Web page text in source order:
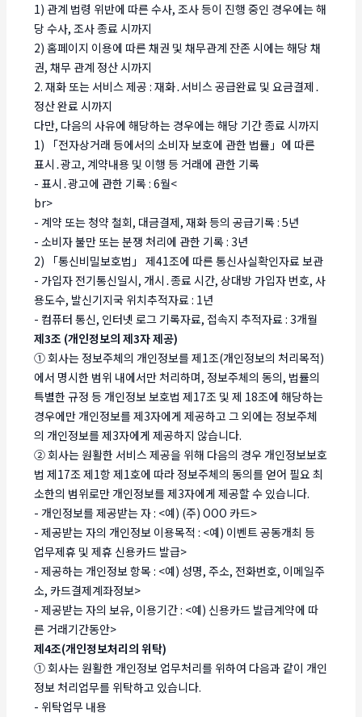
1) 관계 법령 위반에 따른 수사, 조사 등이 진행 중인 경우에는 해
당 수사, 조사 종료 시까지
2) 홈페이지 이용에 따른 채권 및 채무관계 잔존 시에는 해당 채
권, 채무 관계 정산 시까지
2. 재화 또는 서비스 제공 : 재화․서비스 공급완료 및 요금결제․
정산 완료 시까지
다만, 다음의 사유에 해당하는 경우에는 해당 기간 종료 시까지
1) 「전자상거래 등에서의 소비자 보호에 관한 법률」에 따른
표시․광고, 계약내용 및 이행 등 거래에 관한 기록
- 표시․광고에 관한 기록 : 6월<
br>
- 계약 또는 청약 철회, 대금결제, 재화 등의 공급기록 : 5년
- 소비자 불만 또는 분쟁 처리에 관한 기록 : 3년
2) 「통신비밀보호법」 제41조에 따른 통신사실확인자료 보관
- 가입자 전기통신일시, 개시․종료 시간, 상대방 가입자 번호, 사
용도수, 발신기지국 위치추적자료 : 1년
- 컴퓨터 통신, 인터넷 로그 기록자료, 접속지 추적자료 : 3개월
제3조 (개인정보의 제3자 제공)
① 회사는 정보주체의 개인정보를 제1조(개인정보의 처리목적)
에서 명시한 범위 내에서만 처리하며, 정보주체의 동의, 법률의
특별한 규정 등 개인정보 보호법 제17조 및 제 18조에 해당하는
경우에만 개인정보를 제3자에게 제공하고 그 외에는 정보주체
의 개인정보를 제3자에게 제공하지 않습니다.
② 회사는 원활한 서비스 제공을 위해 다음의 경우 개인정보보호
법 제17조 제1항 제1호에 따라 정보주체의 동의를 얻어 필요 최
소한의 범위로만 개인정보를 제3자에게 제공할 수 있습니다.
- 개인정보를 제공받는 자 : <예) (주) OOO 카드>
- 제공받는 자의 개인정보 이용목적 : <예) 이벤트 공동개최 등
업무제휴 및 제휴 신용카드 발급>
- 제공하는 개인정보 항목 : <예) 성명, 주소, 전화번호, 이메일주
소, 카드결제계좌정보>
- 제공받는 자의 보유, 이용기간 : <예) 신용카드 발급계약에 따
른 거래기간동안>
제4조(개인정보처리의 위탁)
① 회사는 원활한 개인정보 업무처리를 위하여 다음과 같이 개인
정보 처리업무를 위탁하고 있습니다.
- 위탁업무 내용